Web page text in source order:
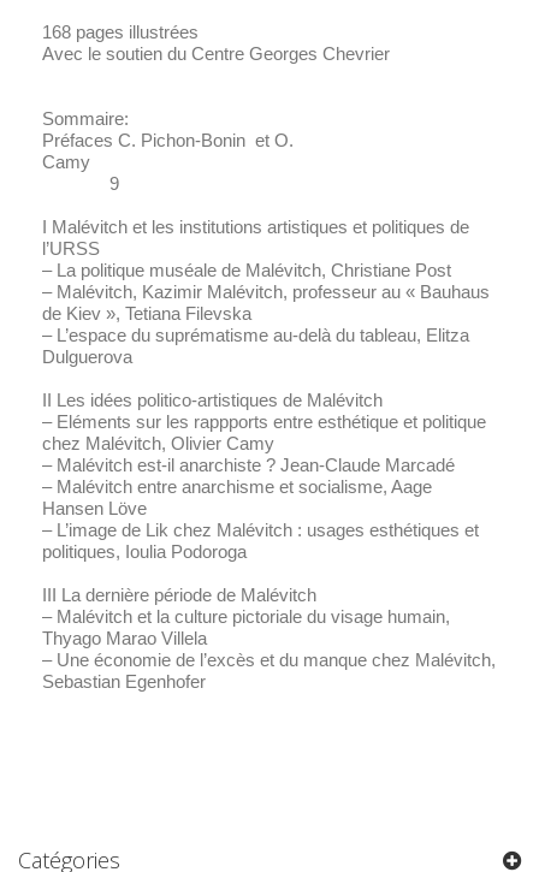
168 pages illustrées
Avec le soutien du Centre Georges Chevrier
Sommaire:
Préfaces C. Pichon-Bonin et O.
Camy
9
I Malévitch et les institutions artistiques et politiques de
l’URSS
– La politique muséale de Malévitch, Christiane Post
– Malévitch, Kazimir Malévitch, professeur au « Bauhaus
de Kiev », Tetiana Filevska
– L’espace du suprématisme au-delà du tableau, Elitza
Dulguerova
II Les idées politico-artistiques de Malévitch
– Eléments sur les rappports entre esthétique et politique
chez Malévitch, Olivier Camy
– Malévitch est-il anarchiste ? Jean-Claude Marcadé
– Malévitch entre anarchisme et socialisme, Aage
Hansen Löve
– L’image de Lik chez Malévitch : usages esthétiques et
politiques, Ioulia Podoroga
III La dernière période de Malévitch
– Malévitch et la culture pictoriale du visage humain,
Thyago Marao Villela
– Une économie de l’excès et du manque chez Malévitch,
Sebastian Egenhofer
Catégories